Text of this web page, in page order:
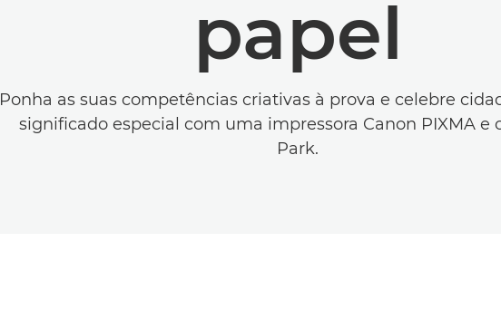
papel
Ponha as suas competências criativas à prova e celebre
significado especial com uma impressora Canon PIXMA e
Park.